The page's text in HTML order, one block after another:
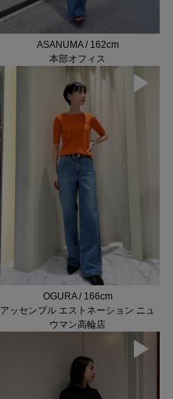
ASANUMA / 162cm
本部オフィス
OGURA / 166cm
アッセンブル エストネーション ニュ
ウマン高輪店